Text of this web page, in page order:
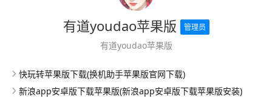
有道youdao苹果版 管理员
有道youdao苹果版
快玩转苹果版下载(换机助手苹果版官网下载)
新浪app安卓版下载苹果版(新浪app安卓版下载苹果版安装)